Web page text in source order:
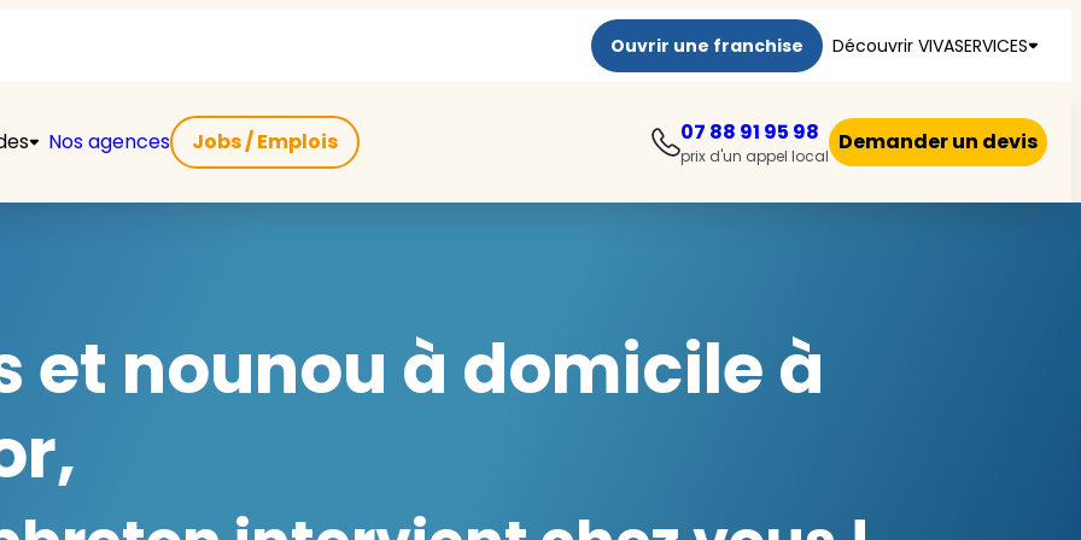
Ouvrir une franchise Découvrir VIVASERVICES
Nos agences Jobs / Emplois 07 88 91 95 98
prix d'un appel local
Demander un devis
et nounou à domicile à